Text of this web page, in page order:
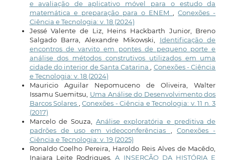
e avaliação de aplicativo móvel para o estudo da
matemática e preparação para o ENEM,Conexões -
Ciência e Tecnologia: v. 18 (2024)
Jessé Valente de Liz, Heins Hackbarth Junior, Breno
Salgado Barra, Alexandre Mikowski, Identificação de
encontros de varvito em pontes de pequeno porte e
análise dos métodos construtivos utilizados em uma
cidade do interior de Santa Catarina, Conexões - Ciência
e Tecnologia: v. 18 (2024)
Mauricio Aguilar Nepomuceno de Oliveira, Walter
Issamu Suemitsu, Uma Análise do Desenvolvimento dos
Barcos Solares ,Conexões - Ciência e Tecnologia: v. 11 n. 3
(2017)
Marcelo de Souza,Análise exploratória e preditiva de
padrões de uso em videoconferências ,Conexões -
Ciência e Tecnologia: v. 19 (2025)
Ronaldo Coelho Pereira, Haroldo Reis Alves de Macêdo,
Inaiara Leite Rodrigues,A INSERÇÃO DA HISTÓRIA E